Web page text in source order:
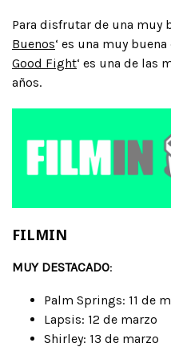
Para disfrutar de una muy
Buenos‘ es una muy
Good Fight‘ es una de las
años.
FILMIN
MUY DESTACADO:
Palm Springs: 11 de
Lapsis: 12 de marzo
Shirley: 13 de marzo